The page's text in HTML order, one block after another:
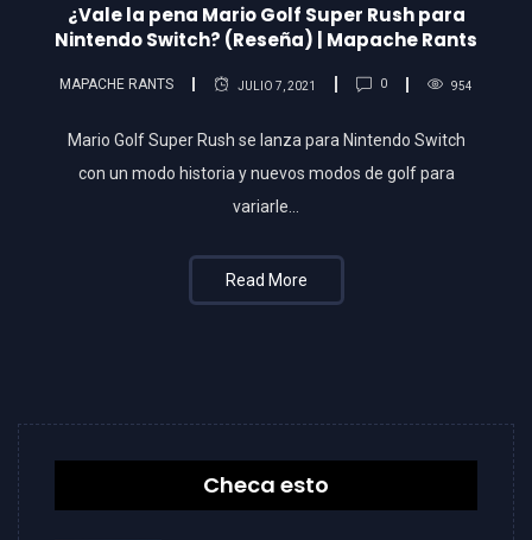
¿Vale la pena Mario Golf Super Rush para
Nintendo Switch? (Reseña) | Mapache Rants
MAPACHE RANTS JULIO 7, 2021 0 954
Mario Golf Super Rush se lanza para Nintendo Switch
con un modo historia y nuevos modos de golf para
variarle…
Read More
Checa esto